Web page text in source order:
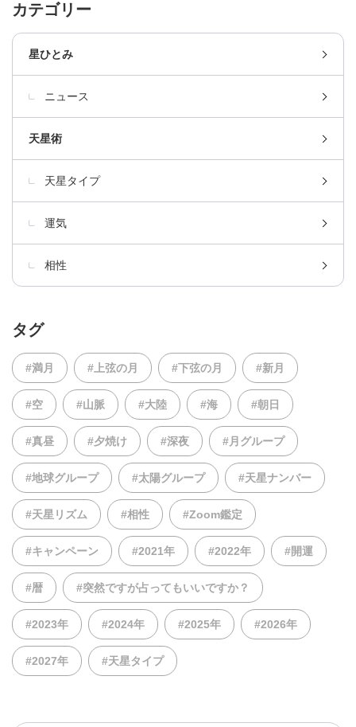
カテゴリー
星ひとみ
ニュース
天星術
天星タイプ
運気
相性
タグ
#満月 #上弦の月 #下弦の月 #新月
#空 #山脈 #大陸 #海 #朝日
#真昼 #夕焼け #深夜 #月グループ
#地球グループ #太陽グループ #天星ナンバー
#天星リズム #相性 #Zoom鑑定
#キャンペーン #2021年 #2022年 #開運
#暦 #突然ですが占ってもいいですか？
#2023年 #2024年 #2025年 #2026年
#2027年 #天星タイプ